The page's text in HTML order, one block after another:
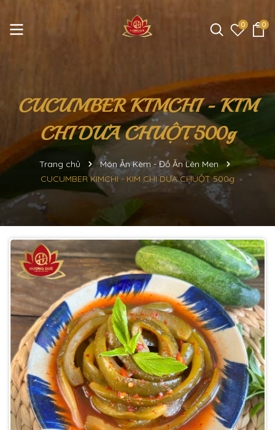
0 0
CUCUMBER KIMCHI - KIM
CHI DƯA CHUỘT 500g
Trang chủ
Món Ăn Kèm - Đồ Ăn Lên Men
CUCUMBER KIMCHI - KIM CHI DƯA CHUỘT 500g